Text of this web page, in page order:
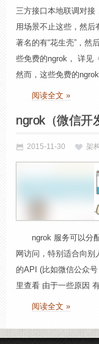
三方接口本地联调对接
用场景不止这些，然
著名的有“花生壳”，然
些免费的ngrok， 详见
然而，这些免费的
阅读全文 »
ngrok（微信开
2015-11-30 架
ngrok 服务可以分
网访问，特别适合向
的API (比如微信公众
里查看 由于一些原因
阅读全文 »